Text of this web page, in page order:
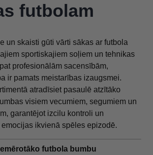
futbolam
un skaisti gūti vārti sākas ar futbola
sportiskajiem soļiem un tehnikas
profesionālām sacensībām,
ir pamats meistarības izaugsmei.
atradīsiet pasaulē atzītāko
visiem vecumiem, segumiem un
garantējot izcilu kontroli un
ikvienā spēles epizodē.
futbola bumbu